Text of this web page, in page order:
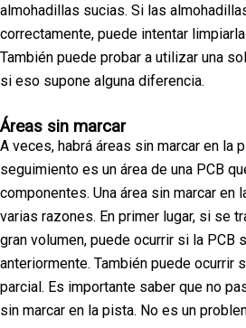
almohadillas sucias. Si las
correctamente, puede intentar
También puede probar a utilizar una
si eso supone alguna diferencia.
Áreas sin marcar
A veces, habrá áreas sin marcar en la
seguimiento es un área de una PCB
componentes. Una área sin marcar en
varias razones. En primer lugar, si se
gran volumen, puede ocurrir si la PCB
anteriormente. También puede ocurrir
parcial. Es importante saber que no
sin marcar en la pista. No es un